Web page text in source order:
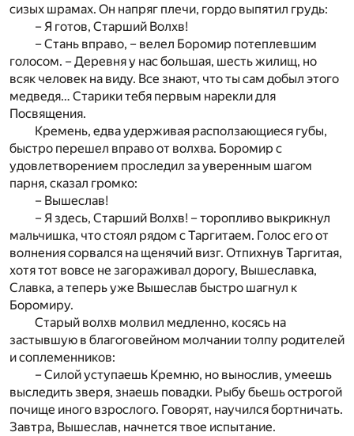
сизых шрамах. Он напряг плечи, гордо выпятил грудь:
– Я готов, Старший Волхв!
– Стань вправо, – велел Боромир потеплевшим
голосом. – Деревня у нас большая, шесть жилищ, но
всяк человек на виду. Все знают, что ты сам добыл этого
медведя… Старики тебя первым нарекли для
Посвящения.
Кремень, едва удерживая расползающиеся губы,
быстро перешел вправо от волхва. Боромир с
удовлетворением проследил за уверенным шагом
парня, сказал громко:
– Вышеслав!
– Я здесь, Старший Волхв! – торопливо выкрикнул
мальчишка, что стоял рядом с Таргитаем. Голос его от
волнения сорвался на щенячий визг. Отпихнув Таргитая,
хотя тот вовсе не загораживал дорогу, Вышеславка,
Славка, а теперь уже Вышеслав быстро шагнул к
Боромиру.
Старый волхв молвил медленно, косясь на
застывшую в благоговейном молчании толпу родителей
и соплеменников:
– Силой уступаешь Кремню, но вынослив, умеешь
выследить зверя, знаешь повадки. Рыбу бьешь острогой
почище иного взрослого. Говорят, научился бортничать.
Завтра, Вышеслав, начнется твое испытание.